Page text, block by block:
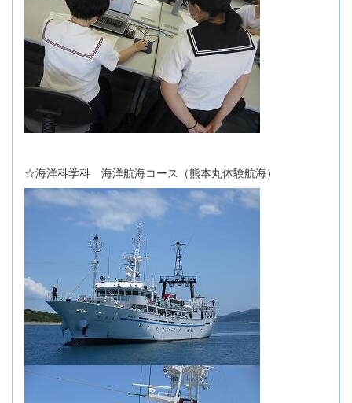
☆海洋科学科 海洋航海コース（熊本丸体験航海）